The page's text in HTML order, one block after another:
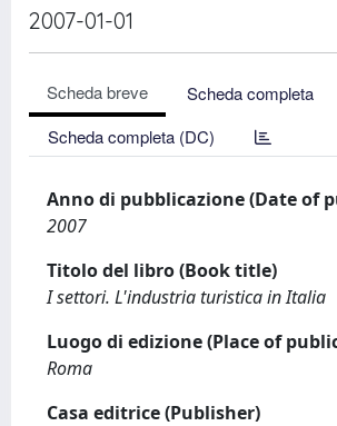
2007-01-01
Scheda breve
Scheda completa
Scheda completa (DC)
Anno di pubblicazione (Date of
2007
Titolo del libro (Book title)
I settori. L'industria turistica in Italia
Luogo di edizione (Place of
Roma
Casa editrice (Publisher)